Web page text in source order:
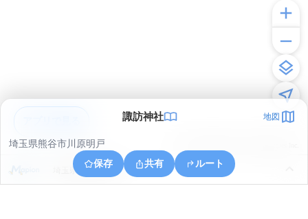
諏訪神社 地図
埼玉県熊谷市川原明戸
保存
共有 ルート
埼玉県深谷市本田